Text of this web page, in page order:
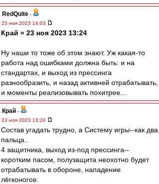
RedQuite -
23 ноя 2023 14:03
Край » 23 ноя 2023 13:24
Ну наши то тоже об этом знают. Уж какая-то
работа над ошибками должна быть: и на
стандартах, и выход из прессинга
разнообразить, и назад активней отрабатывать,
и моменты реализовывать похитрее...
Край -
23 ноя 2023 13:24
Состав угадать трудно, а Систему игры--как два
пальца..
4 защитника, выход из-под прессинга--
коротким пасом, полузащита неохотно будет
отрабатывать в обороне, нападение
лёгконогое.